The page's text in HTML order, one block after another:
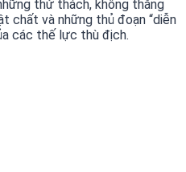
thử thách, không thắng
chất và những thủ đoạn “diễn
các thế lực thù địch.